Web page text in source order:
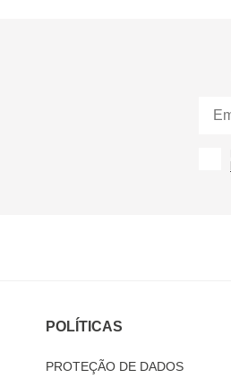
POLÍTICAS
PROTEÇÃO DE DADOS